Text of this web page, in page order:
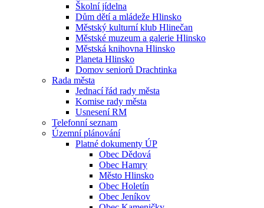
Školní jídelna
Dům dětí a mládeže Hlinsko
Městský kulturní klub Hlinečan
Městské muzeum a galerie Hlinsko
Městská knihovna Hlinsko
Planeta Hlinsko
Domov seniorů Drachtinka
Rada města
Jednací řád rady města
Komise rady města
Usnesení RM
Telefonní seznam
Územní plánování
Platné dokumenty ÚP
Obec Dědová
Obec Hamry
Město Hlinsko
Obec Holetín
Obec Jeníkov